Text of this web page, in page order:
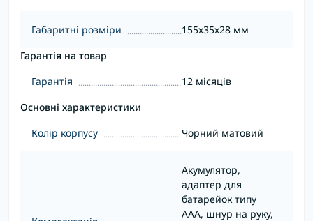
Габаритні розміри
155х35х28 мм
Гарантія на товар
Гарантія
12 місяців
Основні характеристики
Колір корпусу
Чорний матовий
Акумулятор,
адаптер для
батарейок типу
ААА, шнур на руку,